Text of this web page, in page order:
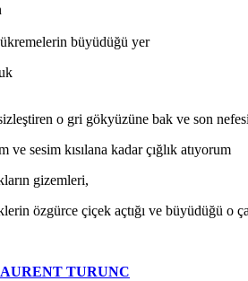
büyüdüğü yer
o gri gökyüzüne bak ve son
sesim kısılana kadar çığlık atıyorum
gizemleri,
özgürce çiçek açtığı ve büyüdüğü o
TURUNC